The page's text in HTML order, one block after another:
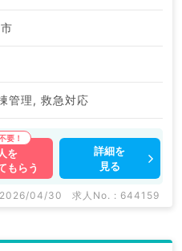
管理, 救急対応
を
もらう
詳細を
見る
2026/04/30 求人No. : 644159